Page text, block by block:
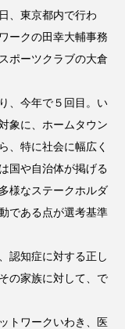
、東京都内で行わ
ークの田幸大輔事務
ポーツクラブの大倉
、今年で５回目。い
象に、ホームタウン
、特に社会に幅広く
国や自治体が掲げる
様なステークホルダ
である点が選考基準
認知症に対する正し
の家族に対して、で
トワークいわき、医